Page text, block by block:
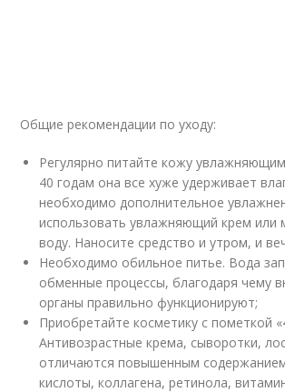
Общие рекомендации по уходу:
Регулярно питайте кожу
40 годам она все хуже удерживает
необходимо дополнительное
использовать увлажняющий крем или
воду. Наносите средство и утром, и
Необходимо обильное питье. Вода
обменные процессы, благодаря чему
органы правильно функционируют;
Приобретайте косметику с пометкой
Антивозрастные крема, сыворотки,
отличаются повышенным
кислоты, коллагена, ретинола,